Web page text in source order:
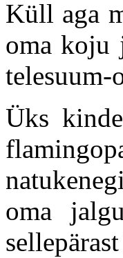
Küll aga
oma koju
Üks
oma